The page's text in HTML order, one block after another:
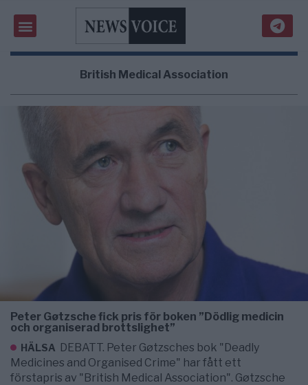
British Medical Association
Peter Gøtzsche fick pris för boken ”Dödlig medicin
och organiserad brottslighet”
HÄLSA DEBATT. Peter Gøtzsches bok "Deadly
Medicines and Organised Crime" har fått ett
förstapris av "British Medical Association". Gøtzsche